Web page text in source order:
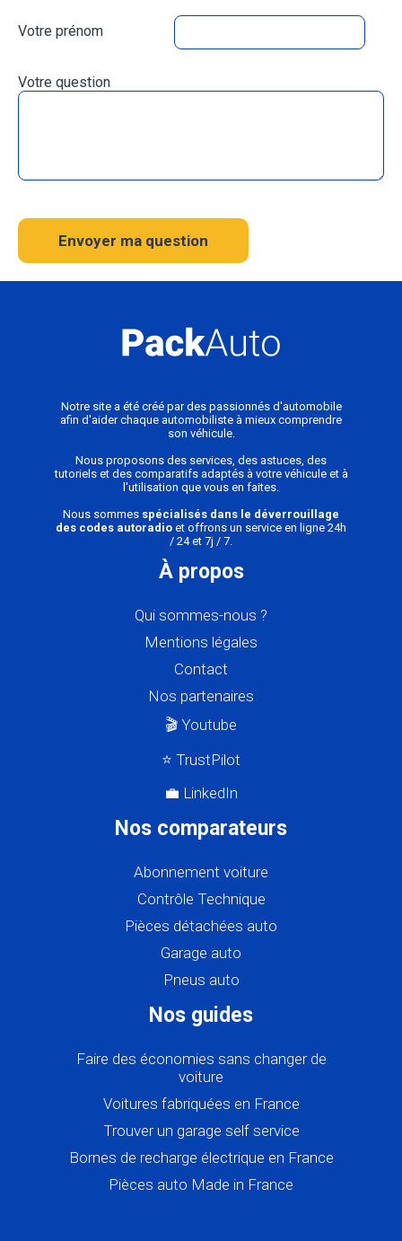
Votre prénom
Votre question
Envoyer ma question
Notre site a été créé par des passionnés d'automobile
afin d'aider chaque automobiliste à mieux comprendre
son véhicule.
Nous proposons des services, des astuces, des
tutoriels et des comparatifs adaptés à votre véhicule et à
l'utilisation que vous en faites.
Nous sommes spécialisés dans le déverrouillage
des codes autoradio et offrons un service en ligne 24h
/ 24 et 7j / 7.
À propos
Qui sommes-nous ?
Mentions légales
Contact
Nos partenaires
🎬 Youtube
⭐ TrustPilot
💼 LinkedIn
Nos comparateurs
Abonnement voiture
Contrôle Technique
Pièces détachées auto
Garage auto
Pneus auto
Nos guides
Faire des économies sans changer de
voiture
Voitures fabriquées en France
Trouver un garage self service
Bornes de recharge électrique en France
Pièces auto Made in France